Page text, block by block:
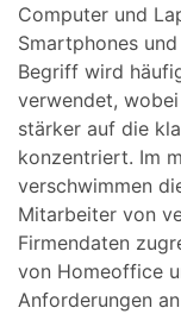
Computer und
Smartphones
Begriff wird
verwendet,
stärker auf die
konzentriert. Im
verschwimmen
Mitarbeiter von
Firmendaten
von Homeoffice
Anforderungen